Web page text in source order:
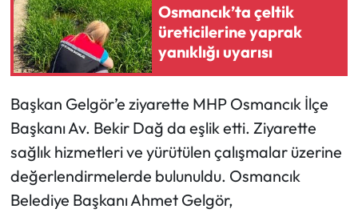
Osmancık’ta çeltik
üreticilerine yaprak
yanıklığı uyarısı
Başkan Gelgör’e ziyarette MHP Osmancık İlçe
Başkanı Av. Bekir Dağ da eşlik etti. Ziyarette
sağlık hizmetleri ve yürütülen çalışmalar üzerine
değerlendirmelerde bulunuldu. Osmancık
Belediye Başkanı Ahmet Gelgör,
Laçin Haberleri
Magazin
Mecitözü Haberleri
Oğuzlar Haberleri
Ortaköy Haberleri